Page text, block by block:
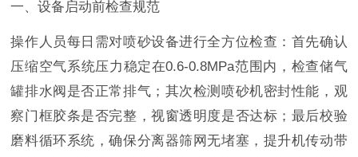
一、设备启动前检查规范
操作人员每日需对喷砂设备进行全方位检查：首先确认
压缩空气系统压力稳定在0.6-0.8MPa范围内，检查储气
罐排水阀是否正常排气；其次检测喷砂机密封性能，观
察门框胶条是否完整，视窗透明度是否达标；最后校验
磨料循环系统，确保分离器筛网无堵塞，提升机传动带